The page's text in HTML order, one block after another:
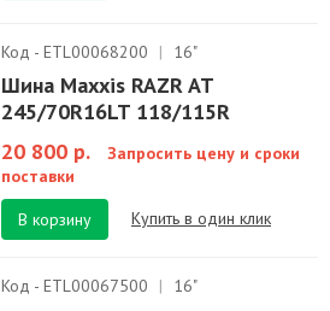
Код - ETL00068200 | 16"
Шина Maxxis RAZR AT
245/70R16LT 118/115R
20 800 р.
Запросить цену и сроки
поставки
В корзину
Купить в один клик
Код - ETL00067500 | 16"